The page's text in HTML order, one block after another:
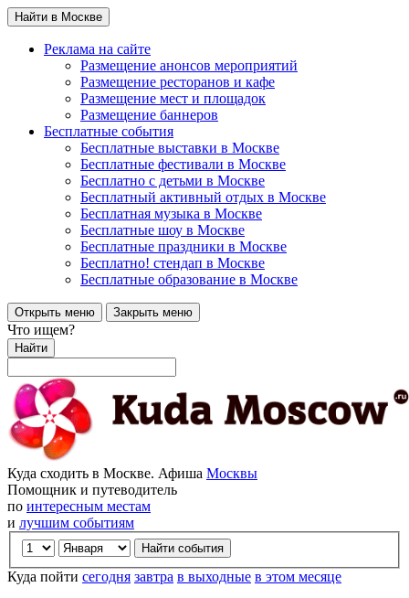
Найти в Москве
Реклама на сайте
Размещение анонсов мероприятий
Размещение ресторанов и кафе
Размещение мест и площадок
Размещение баннеров
Бесплатные события
Бесплатные выставки в Москве
Бесплатные фестивали в Москве
Бесплатно с детьми в Москве
Бесплатный активный отдых в Москве
Бесплатная музыка в Москве
Бесплатные шоу в Москве
Бесплатные праздники в Москве
Бесплатно! стендап в Москве
Бесплатные образование в Москве
Открыть меню Закрыть меню
Что ищем?
Найти
Куда сходить в Москве. Афиша Москвы
Помощник и путеводитель
по интересным местам
и лучшим событиям
Куда пойти сегодня завтра в выходные в этом месяце